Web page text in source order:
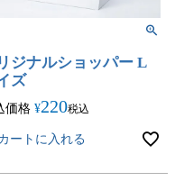
ジナルショッパー L
ズ
価格 ¥220税込
ートに入れる